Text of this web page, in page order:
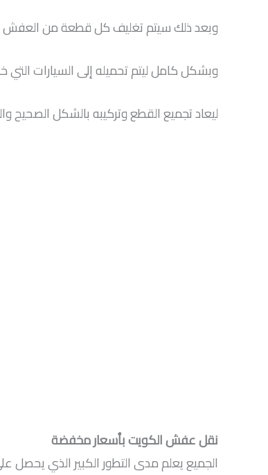
وبعد ذلك سيتم تغليف كل قطعة من العفش
وبشكل كامل ليتم تحميله إلى السيارات
ليعاد تجميع القطع وتركيبه بالشكل
نقل عفش الكويت بأسعار مخفضة
الجميع يعلم مدى التطور الكبير الذي